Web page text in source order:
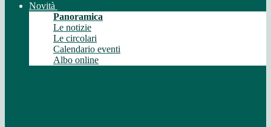
Novità
Panoramica
Le notizie
Le circolari
Calendario eventi
Albo online